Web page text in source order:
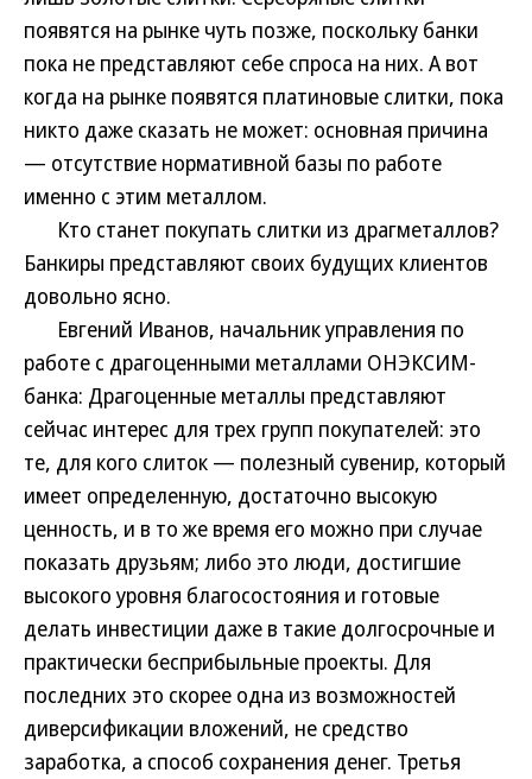
появятся на рынке чуть позже, поскольку банки
пока не представляют себе спроса на них. А вот
когда на рынке появятся платиновые слитки, пока
никто даже сказать не может: основная причина
— отсутствие нормативной базы по работе
именно с этим металлом.
Кто станет покупать слитки из драгметаллов?
Банкиры представляют своих будущих клиентов
довольно ясно.
Евгений Иванов, начальник управления по
работе с драгоценными металлами ОНЭКСИМ-
банка: Драгоценные металлы представляют
сейчас интерес для трех групп покупателей: это
те, для кого слиток — полезный сувенир, который
имеет определенную, достаточно высокую
ценность, и в то же время его можно при случае
показать друзьям; либо это люди, достигшие
высокого уровня благосостояния и готовые
делать инвестиции даже в такие долгосрочные и
практически бесприбыльные проекты. Для
последних это скорее одна из возможностей
диверсификации вложений, не средство
заработка, а способ сохранения денег. Третья